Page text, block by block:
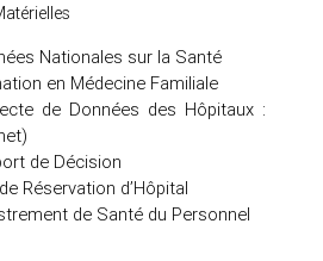
Nationales sur la Santé
en Médecine Familiale
de Données des Hôpitaux :
de Décision
Réservation d’Hôpital
de Santé du Personnel